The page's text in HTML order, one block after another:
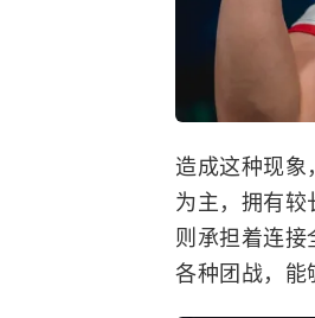
造成这种现象
为主，拥有
则承担着连
各种团战，能